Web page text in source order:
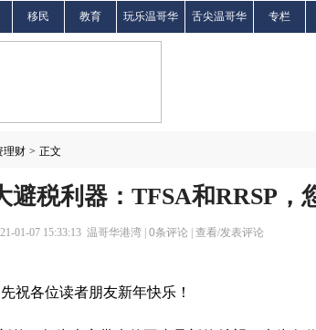
移民 教育 玩乐温哥华 舌尖温哥华 专栏
理财 > 正文
避税利器：TFSA和RRSP，
01-07 15:33:13 温哥华港湾 | 0条评论 | 查看/发表评论
祝各位读者朋友新年快乐！